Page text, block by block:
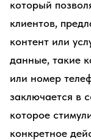
который
клиентов,
контент или
данные, такие
или номер
заключается в
которое
конкретное